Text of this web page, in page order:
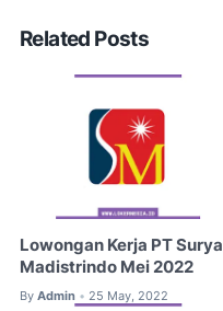
Related Posts
Lowongan Kerja PT Surya
Madistrindo Mei 2022
By Admin • 25 May, 2022